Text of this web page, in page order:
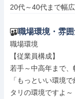
20代～40代まで幅
職場環境・雰
職場環境
【従業員構成】
若手～中高年まで、
「もっといい環境
タリの環境ですよ～